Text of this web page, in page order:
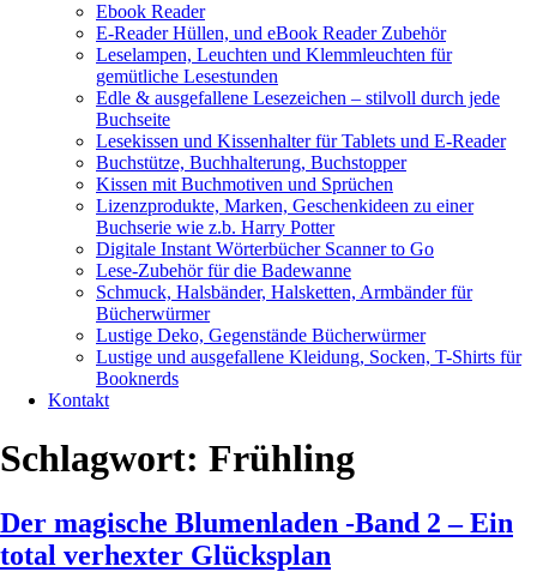
Ebook Reader
E-Reader Hüllen, und eBook Reader Zubehör
Leselampen, Leuchten und Klemmleuchten für
gemütliche Lesestunden
Edle & ausgefallene Lesezeichen – stilvoll durch jede
Buchseite
Lesekissen und Kissenhalter für Tablets und E-Reader
Buchstütze, Buchhalterung, Buchstopper
Kissen mit Buchmotiven und Sprüchen
Lizenzprodukte, Marken, Geschenkideen zu einer
Buchserie wie z.b. Harry Potter
Digitale Instant Wörterbücher Scanner to Go
Lese-Zubehör für die Badewanne
Schmuck, Halsbänder, Halsketten, Armbänder für
Bücherwürmer
Lustige Deko, Gegenstände Bücherwürmer
Lustige und ausgefallene Kleidung, Socken, T-Shirts für
Booknerds
Kontakt
Schlagwort: Frühling
Der magische Blumenladen -Band 2 – Ein
total verhexter Glücksplan